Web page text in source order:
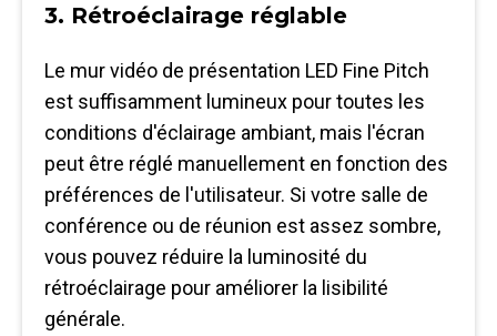
3. Rétroéclairage réglable
Le mur vidéo de présentation LED Fine Pitch
est suffisamment lumineux pour toutes les
conditions d'éclairage ambiant, mais l'écran
peut être réglé manuellement en fonction des
préférences de l'utilisateur. Si votre salle de
conférence ou de réunion est assez sombre,
vous pouvez réduire la luminosité du
rétroéclairage pour améliorer la lisibilité
générale.